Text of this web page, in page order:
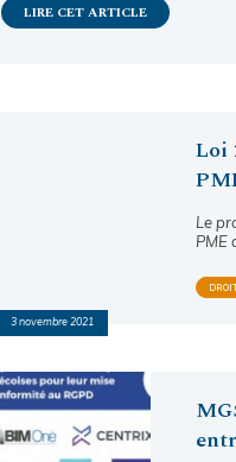
LIRE CET ARTICLE
3 novembre 2021
Loi
Le
PME